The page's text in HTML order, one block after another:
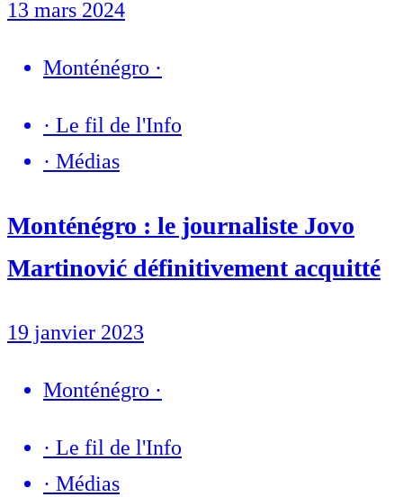
13 mars 2024
Monténégro ·
· Le fil de l'Info
· Médias
Monténégro : le journaliste Jovo
Martinović définitivement acquitté
19 janvier 2023
Monténégro ·
· Le fil de l'Info
· Médias